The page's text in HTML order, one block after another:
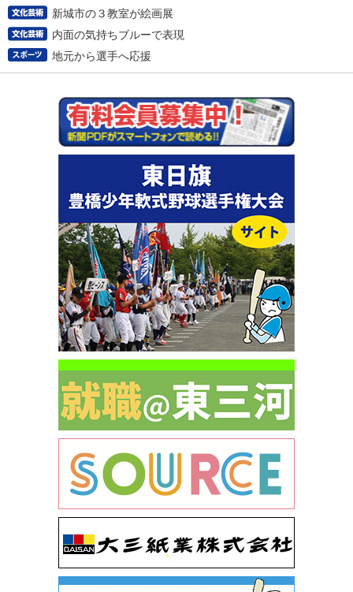
新城市の３教室が絵画展
内面の気持ちブルーで表現
地元から選手へ応援